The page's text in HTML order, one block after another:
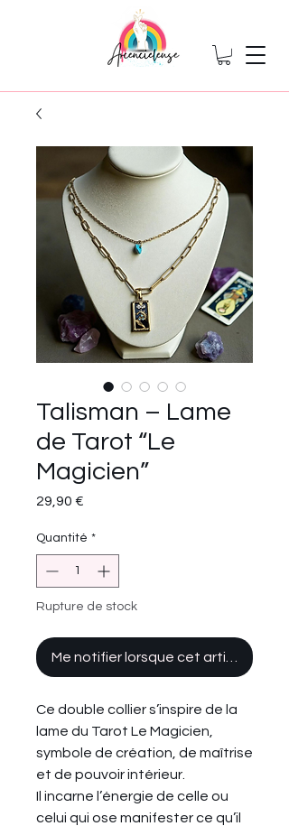
Talisman – Lame
de Tarot “Le
Magicien”
29,90 €
Quantité *
Rupture de stock
Me notifier lorsque cet article est
Ce double collier s’inspire de la
lame du Tarot Le Magicien,
symbole de création, de maîtrise
et de pouvoir intérieur.
Il incarne l’énergie de celle ou
celui qui ose manifester ce qu’il